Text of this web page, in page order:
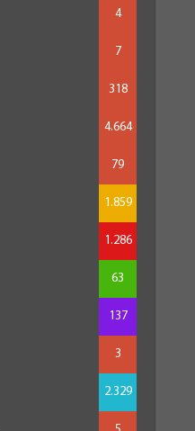
4
7
318
4.664
79
1.859
1.286
63
137
3
2.329